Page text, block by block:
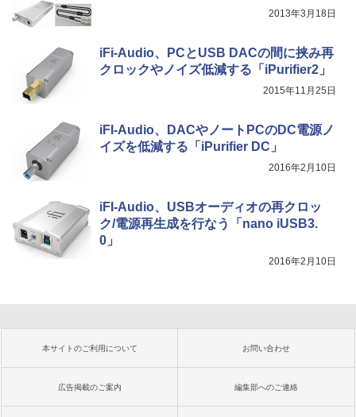
2013年3月18日
iFi-Audio、PCとUSB DACの間に挟み再
クロックやノイズ低減する「iPurifier2」
2015年11月25日
iFI-Audio、DACやノートPCのDC電源ノ
イズを低減する「iPurifier DC」
2016年2月10日
iFI-Audio、USBオーディオの再クロッ
ク/電源再生成を行なう「nano iUSB3.
0」
2016年2月10日
本サイトのご利用について お問い合わせ
広告掲載のご案内 編集部へのご連絡